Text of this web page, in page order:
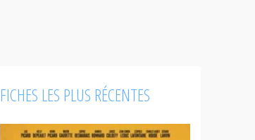
FICHES LES PLUS RÉCENTES